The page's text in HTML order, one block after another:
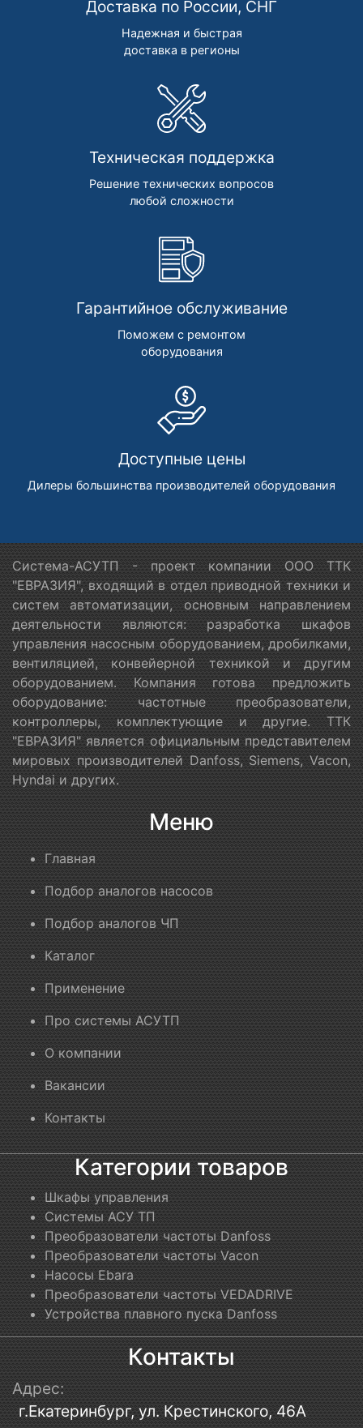
Доставка по России, СНГ
Надежная и быстрая
доставка в регионы
Техническая поддержка
Решение технических вопросов
любой сложности
Гарантийное обслуживание
Поможем с ремонтом
оборудования
Доступные цены
Дилеры большинства производителей оборудования
Система-АСУТП - проект компании ООО ТТК
"ЕВРАЗИЯ", входящий в отдел приводной техники и
систем автоматизации, основным направлением
деятельности являются: разработка шкафов
управления насосным оборудованием, дробилками,
вентиляцией, конвейерной техникой и другим
оборудованием. Компания готова предложить
оборудование: частотные преобразователи,
контроллеры, комплектующие и другие. ТТК
"ЕВРАЗИЯ" является официальным представителем
мировых производителей Danfoss, Siemens, Vacon,
Hyndai и других.
Меню
Главная
Подбор аналогов насосов
Подбор аналогов ЧП
Каталог
Применение
Про системы АСУТП
О компании
Вакансии
Контакты
Категории товаров
Шкафы управления
Системы АСУ ТП
Преобразователи частоты Danfoss
Преобразователи частоты Vacon
Насосы Ebara
Преобразователи частоты VEDADRIVE
Устройства плавного пуска Danfoss
Контакты
Адрес:
г.Екатеринбург, ул. Крестинского, 46А